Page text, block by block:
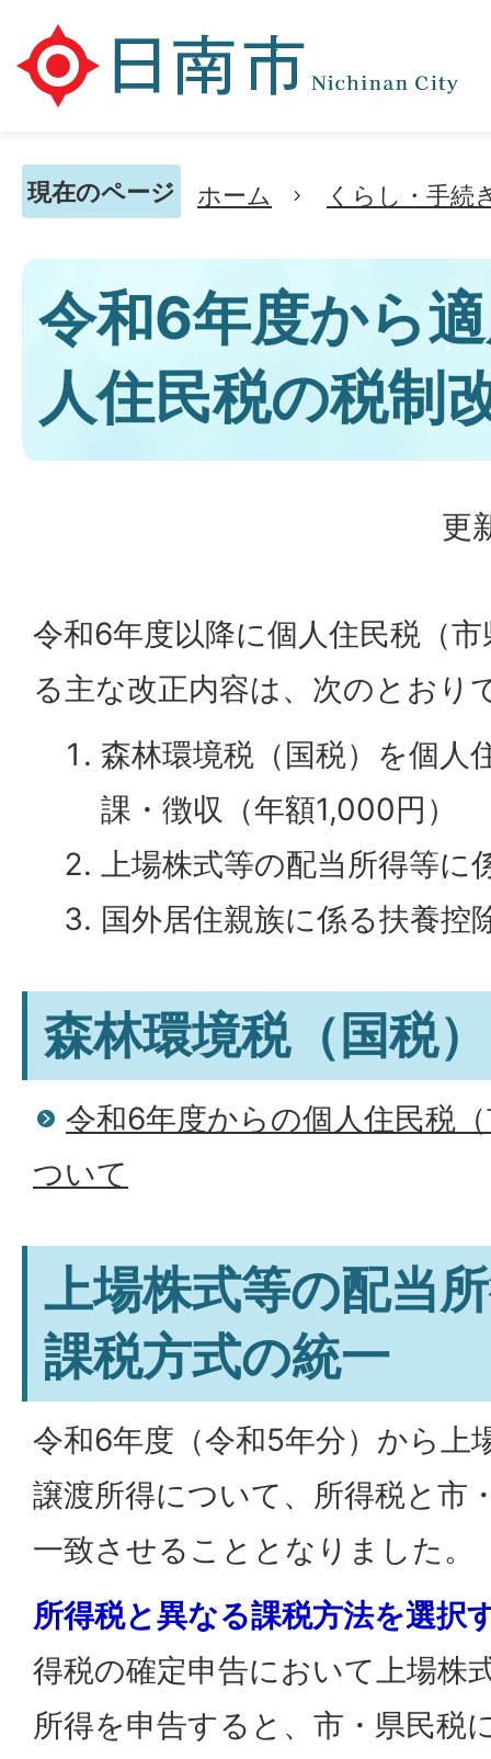
現在のページ ホーム くらし・手続
令和6年度から
人住民税の税制
更
令和6年度以降に個人住民税（
る主な改正内容は、次のとおり
森林環境税（国税）を個人
課・徴収（年額1,000円）
上場株式等の配当所得等に
国外居住親族に係る扶養控
森林環境税（国税）
令和6年度からの個人住民税
ついて
上場株式等の配当
課税方式の統一
令和6年度（令和5年分）から上
譲渡所得について、所得税と市
一致させることとなりました。
所得税と異なる課税方法を選択
得税の確定申告において上場株
所得を申告すると、市・県民税